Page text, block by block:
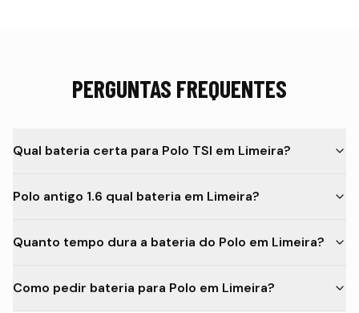
PERGUNTAS FREQUENTES
Qual bateria certa para Polo TSI em Limeira?
Polo antigo 1.6 qual bateria em Limeira?
Quanto tempo dura a bateria do Polo em Limeira?
Como pedir bateria para Polo em Limeira?